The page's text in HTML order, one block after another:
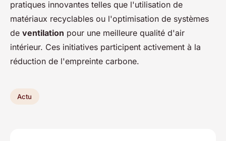
pratiques innovantes telles que l'utilisation de
matériaux recyclables ou l'optimisation de systèmes
de ventilation pour une meilleure qualité d'air
intérieur. Ces initiatives participent activement à la
réduction de l'empreinte carbone.
Actu